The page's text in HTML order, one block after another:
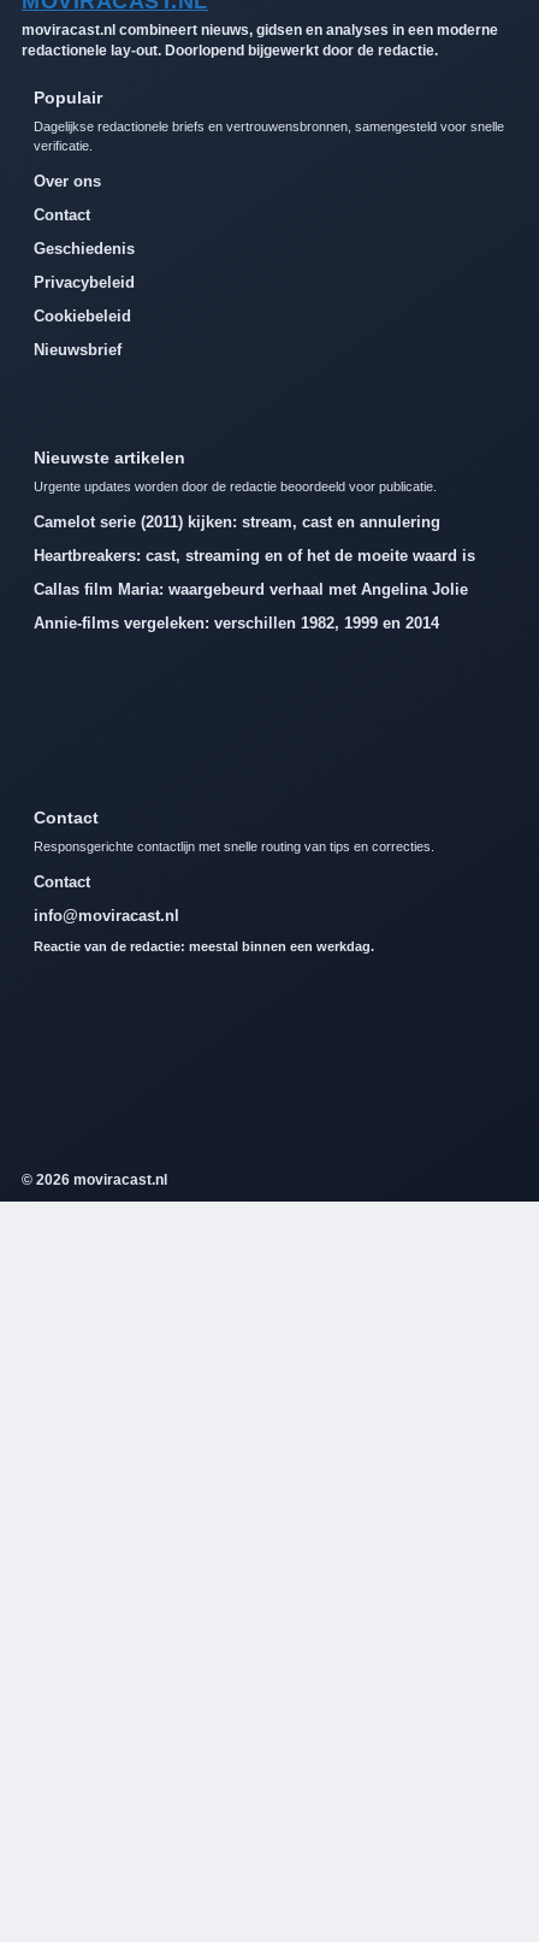
moviracast.nl combineert nieuws, gidsen en analyses in een moderne
redactionele lay-out. Doorlopend bijgewerkt door de redactie.
Populair
Dagelijkse redactionele briefs en vertrouwensbronnen, samengesteld voor snelle
verificatie.
Over ons
Contact
Geschiedenis
Privacybeleid
Cookiebeleid
Nieuwsbrief
Nieuwste artikelen
Urgente updates worden door de redactie beoordeeld voor publicatie.
Camelot serie (2011) kijken: stream, cast en annulering
Heartbreakers: cast, streaming en of het de moeite waard is
Callas film Maria: waargebeurd verhaal met Angelina Jolie
Annie-films vergeleken: verschillen 1982, 1999 en 2014
Contact
Responsgerichte contactlijn met snelle routing van tips en correcties.
Contact
info@moviracast.nl
Reactie van de redactie: meestal binnen een werkdag.
© 2026 moviracast.nl